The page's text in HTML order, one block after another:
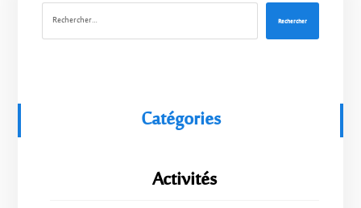
Rechercher
Catégories
Activités